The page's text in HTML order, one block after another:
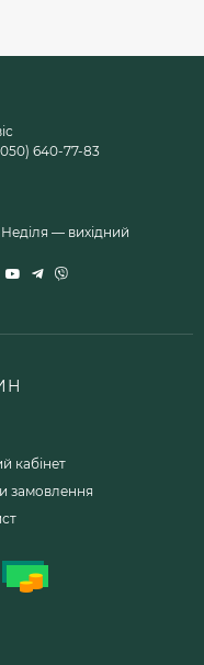
640-77-83
— вихідний
кабінет
замовлення